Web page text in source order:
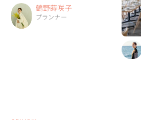
鶴野蒔咲子
プランナー